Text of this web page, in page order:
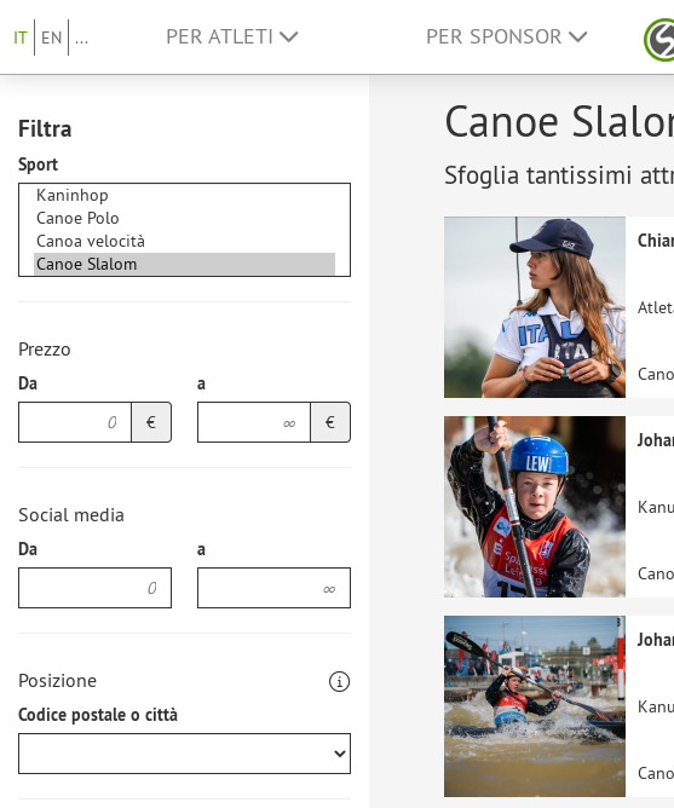
IT EN ... PER ATLETI PER SPONSOR
Filtra
Sport
Prezzo
Da
€
a
€
Social media
Da a
Posizione
Codice postale o città
Canoe
Sfoglia tantissimi